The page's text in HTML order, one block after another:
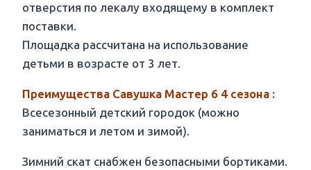
отверстия по лекалу входящему в комплект
поставки.
Площадка рассчитана на использование
детьми в возрасте от 3 лет.
Преимущества Савушка Мастер 6 4 сезона :
Всесезонный детский городок (можно
заниматься и летом и зимой).
Зимний скат снабжен безопасными бортиками.